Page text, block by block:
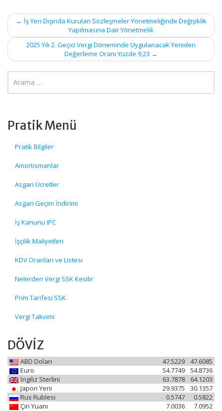
Post
navigation
← İş Yeri Dışında Kurulan Sözleşmeler Yönetmeliğinde Değişiklik
Yapılmasına Dair Yönetmelik
2025 Yılı 2. Geçici Vergi Döneminde Uygulanacak Yeniden
Değerleme Oranı Yüzde 9,23 →
Pratik Menü
Pratik Bilgiler
Amortismanlar
Asgari Ücretler
Asgari Geçim İndirimi
İş Kanunu IPC
İşçilik Maliyetleri
KDV Oranları ve Listesi
Nelerden Vergi SSK Kesilir
Prim Tarifesi SSK
Vergi Takvimi
DÖVİZ
ABD Doları 47.6085
47.5229
Euro
54.8736
54.7749
İngiliz Sterlini
64.1203
63.7878
Japon Yeni
30.1357
29.9375
Rus Rublesi
0.5822
0.5747
Çin Yuanı
7.0952
7.0036